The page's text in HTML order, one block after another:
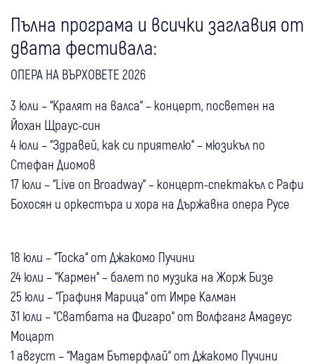
Пълна програма и всички заглавия от
двата фестивала:
ОПЕРА НА ВЪРХОВЕТЕ 2026
3 юли – “Кралят на валса“ – концерт, посветен на
Йохан Щраус-син
4 юли – “Здравей, как си приятелю“ – мюзикъл по
Стефан Диомов
17 юли – “Live on Broadway“ – концерт-спектакъл с Рафи
Бохосян и оркестъра и хора на Държавна опера Русе
18 юли – “Тоска“ от Джакомо Пучини
24 юли – “Кармен“ – балет по музика на Жорж Бизе
25 юли – “Графиня Марица“ от Имре Калман
31 юли – “Сватбата на Фигаро“ от Волфганг Амадеус
Моцарт
1 август – “Мадам Бътерфлай“ от Джакомо Пучини